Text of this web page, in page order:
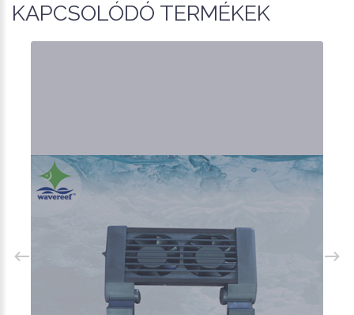
KAPCSOLÓDÓ TERMÉKEK